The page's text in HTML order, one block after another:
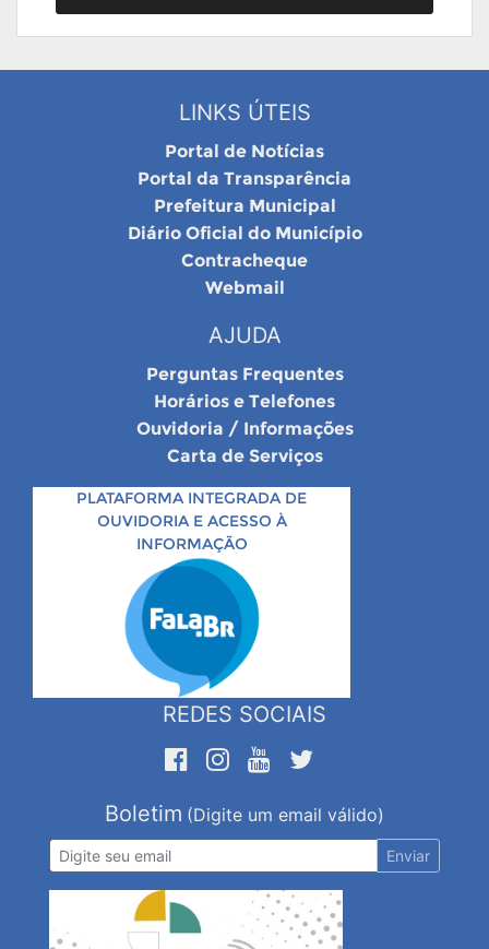
LINKS ÚTEIS
Portal de Notícias
Portal da Transparência
Prefeitura Municipal
Diário Oficial do Município
Contracheque
Webmail
AJUDA
Perguntas Frequentes
Horários e Telefones
Ouvidoria / Informações
Carta de Serviços
PLATAFORMA INTEGRADA DE
OUVIDORIA E ACESSO À
INFORMAÇÃO
REDES SOCIAIS
Boletim (Digite um email válido)
Enviar